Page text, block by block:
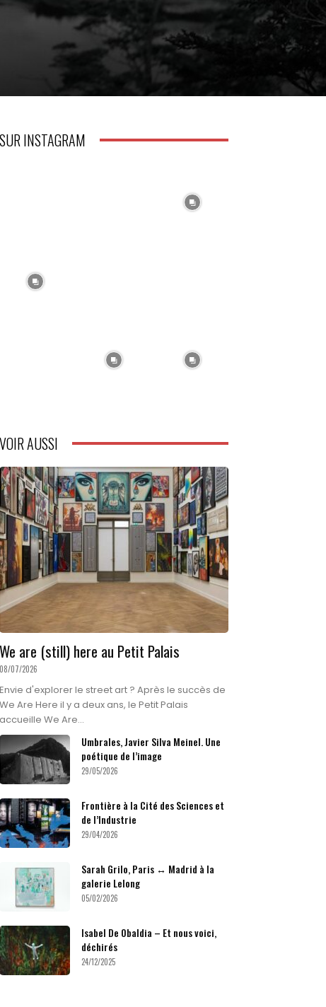
SUR INSTAGRAM
VOIR AUSSI
We are (still) here au Petit Palais
08/07/2026
Envie d'explorer le street art ? Après le succès de
We Are Here il y a deux ans, le Petit Palais
accueille We Are...
Umbrales, Javier Silva Meinel. Une
poétique de l’image
29/05/2026
Frontière à la Cité des Sciences et
de l’Industrie
29/04/2026
Sarah Grilo, Paris ↔ Madrid à la
galerie Lelong
05/02/2026
Isabel De Obaldia – Et nous voici,
déchirés
24/12/2025